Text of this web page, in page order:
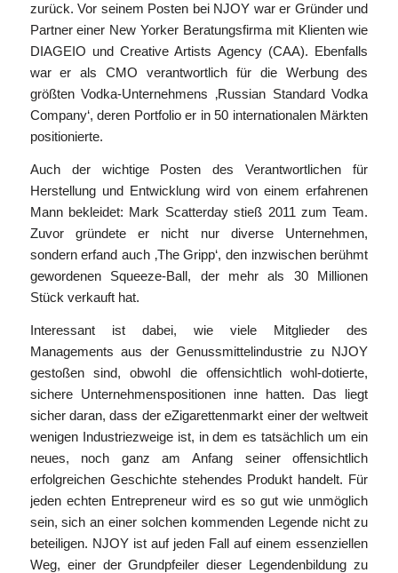
zurück. Vor seinem Posten bei NJOY war er Gründer und
Partner einer New Yorker Beratungsfirma mit Klienten wie
DIAGEIO und Creative Artists Agency (CAA). Ebenfalls
war er als CMO verantwortlich für die Werbung des
größten Vodka-Unternehmens ‚Russian Standard Vodka
Company‘, deren Portfolio er in 50 internationalen Märkten
positionierte.
Auch der wichtige Posten des Verantwortlichen für
Herstellung und Entwicklung wird von einem erfahrenen
Mann bekleidet: Mark Scatterday stieß 2011 zum Team.
Zuvor gründete er nicht nur diverse Unternehmen,
sondern erfand auch ‚The Gripp‘, den inzwischen berühmt
gewordenen Squeeze-Ball, der mehr als 30 Millionen
Stück verkauft hat.
Interessant ist dabei, wie viele Mitglieder des
Managements aus der Genussmittelindustrie zu NJOY
gestoßen sind, obwohl die offensichtlich wohl-dotierte,
sichere Unternehmenspositionen inne hatten. Das liegt
sicher daran, dass der eZigarettenmarkt einer der weltweit
wenigen Industriezweige ist, in dem es tatsächlich um ein
neues, noch ganz am Anfang seiner offensichtlich
erfolgreichen Geschichte stehendes Produkt handelt. Für
jeden echten Entrepreneur wird es so gut wie unmöglich
sein, sich an einer solchen kommenden Legende nicht zu
beteiligen. NJOY ist auf jeden Fall auf einem essenziellen
Weg, einer der Grundpfeiler dieser Legendenbildung zu